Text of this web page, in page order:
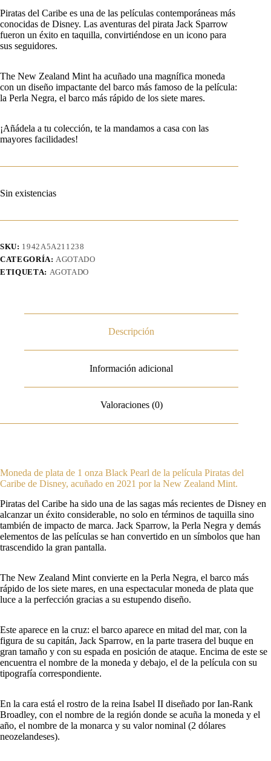
Piratas del Caribe es una de las películas contemporáneas más
conocidas de Disney. Las aventuras del pirata Jack Sparrow
fueron un éxito en taquilla, convirtiéndose en un icono para
sus seguidores.
The New Zealand Mint ha acuñado una magnífica moneda
con un diseño impactante del barco más famoso de la película:
la Perla Negra, el barco más rápido de los siete mares.
¡Añádela a tu colección, te la mandamos a casa con las
mayores facilidades!
Sin existencias
SKU: 1942A5A211238
CATEGORÍA: AGOTADO
ETIQUETA: AGOTADO
Descripción
Información adicional
Valoraciones (0)
Moneda de plata de 1 onza Black Pearl de la película Piratas del
Caribe de Disney, acuñado en 2021 por la New Zealand Mint.
Piratas del Caribe ha sido una de las sagas más recientes de Disney en
alcanzar un éxito considerable, no solo en términos de taquilla sino
también de impacto de marca. Jack Sparrow, la Perla Negra y demás
elementos de las películas se han convertido en un símbolos que han
trascendido la gran pantalla.
The New Zealand Mint convierte en la Perla Negra, el barco más
rápido de los siete mares, en una espectacular moneda de plata que
luce a la perfección gracias a su estupendo diseño.
Este aparece en la cruz: el barco aparece en mitad del mar, con la
figura de su capitán, Jack Sparrow, en la parte trasera del buque en
gran tamaño y con su espada en posición de ataque. Encima de este se
encuentra el nombre de la moneda y debajo, el de la película con su
tipografía correspondiente.
En la cara está el rostro de la reina Isabel II diseñado por Ian-Rank
Broadley, con el nombre de la región donde se acuña la moneda y el
año, el nombre de la monarca y su valor nominal (2 dólares
neozelandeses).